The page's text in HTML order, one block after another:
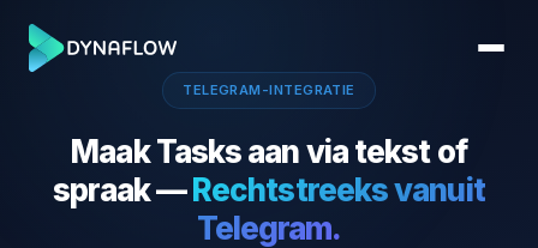
TELEGRAM-INTEGRATIE
Maak Tasks aan via tekst of
spraak —Rechtstreeks vanuit
Telegram.